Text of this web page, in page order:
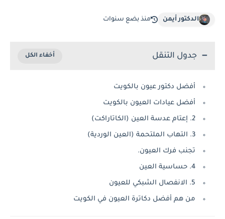
الدكتور أيمن منذ بضع سنوات
جدول التنقل
أفضل دكتور عيون بالكويت
أفضل عيادات العيون بالكويت
2. إعتام عدسة العين (الكاتاراكت)
3. التهاب الملتحمة (العين الوردية)
تجنب فرك العيون.
4. حساسية العين
5. الانفصال الشبكي للعيون
من هم أفضل دكاترة العيون في الكويت